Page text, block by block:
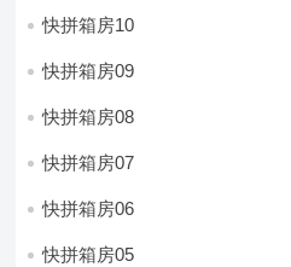
快拼箱房10
快拼箱房09
快拼箱房08
快拼箱房07
快拼箱房06
快拼箱房05